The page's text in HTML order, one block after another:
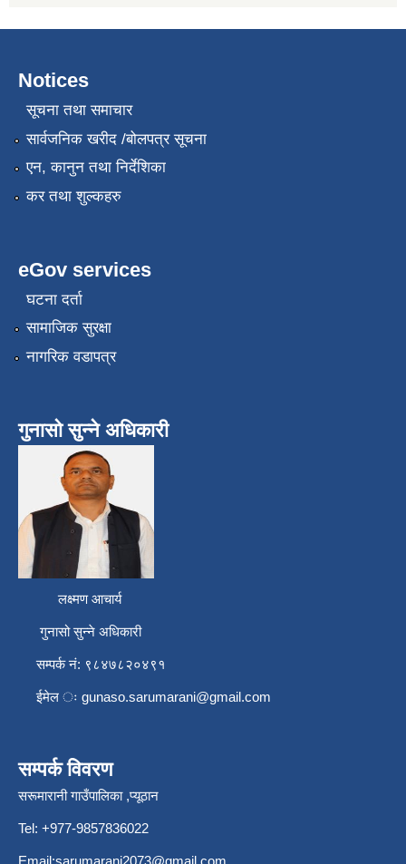
Notices
सूचना तथा समाचार
सार्वजनिक खरीद /बोलपत्र सूचना
एन, कानुन तथा निर्देशिका
कर तथा शुल्कहरु
eGov services
घटना दर्ता
सामाजिक सुरक्षा
नागरिक वडापत्र
गुनासो सुन्ने अधिकारी
लक्ष्मण आचार्य
गुनासो सुन्ने अधिकारी
सम्पर्क नं: ९८४७८२०४९१
ईमेल ः gunaso.sarumarani@gmail.com
सम्पर्क विवरण
सरूमारानी गाउँपालिका ,प्यूठान
Tel: +977-9857836022
Email:sarumarani2073@gmail.com